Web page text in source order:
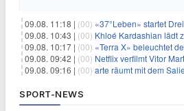
09.08. 11:18 | (00) «37°Leben» startet
09.08. 10:43 | (00) Khloé Kardashian lädt zum Blick
09.08. 10:17 | (00) «Terra X» beleuchtet
09.08. 09:42 | (00) Netflix verfilmt Vitor
09.08. 09:16 | (00) arte räumt mit dem
SPORT-NEWS